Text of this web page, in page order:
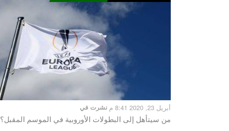
نشرت في أبريل 23, 2020 8:41 م
من سيتأهل إلى البطولات الأوروبية في الموسم المقبل؟